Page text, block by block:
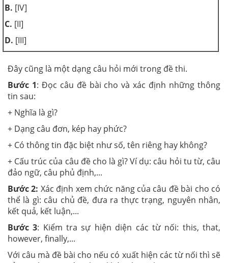
B. [IV]
C. [II]
D. [III]
Đây cũng là một dạng câu hỏi mới trong đề thi.
Bước 1: Đọc câu đề bài cho và xác định những thông
tin sau:
+ Nghĩa là gì?
+ Dạng câu đơn, kép hay phức?
+ Có thông tin đặc biệt như số, tên riêng hay không?
+ Cấu trúc của câu đề cho là gì? Ví dụ: câu hỏi tu từ, câu
đảo ngữ, câu phủ định,...
Bước 2: Xác định xem chức năng của câu đề bài cho có
thể là gì: câu chủ đề, đưa ra thực trạng, nguyên nhân,
kết quả, kết luận,...
Bước 3: Kiểm tra sự hiện diện các từ nối: this, that,
however, finally,...
Với câu mà đề bài cho nếu có xuất hiện các từ nối thì sẽ